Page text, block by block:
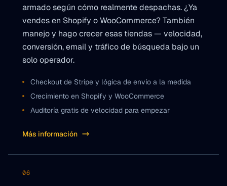
armado según cómo realmente despachas. ¿Ya
vendes en Shopify o WooCommerce? También
manejo y hago crecer esas tiendas — velocidad,
conversión, email y tráfico de búsqueda bajo un
solo operador.
Checkout de Stripe y lógica de envío a la medida
Crecimiento en Shopify y WooCommerce
Auditoría gratis de velocidad para empezar
Más información
06